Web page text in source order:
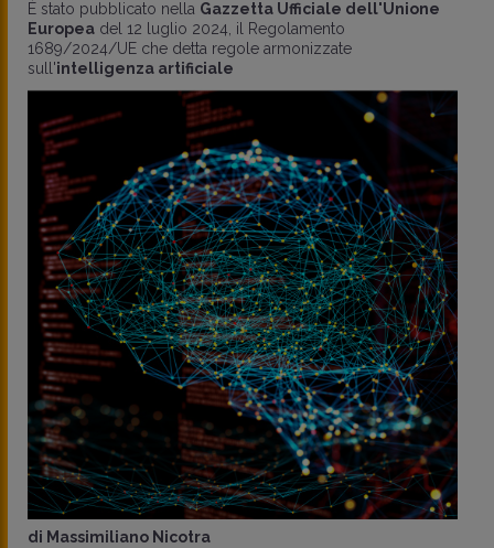
È stato pubblicato nella Gazzetta Ufficiale dell'Unione
Europea del 12 luglio 2024, il Regolamento
1689/2024/UE che detta regole armonizzate
sull'intelligenza artificiale
di Massimiliano Nicotra